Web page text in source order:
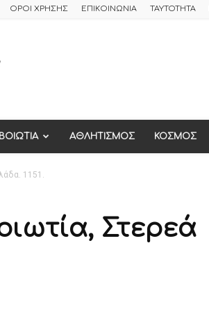
ΟΡΟΙ ΧΡΗΣΗΣ ΕΠΙΚΟΙΝΩΝΙΑ ΤΑΥΤΟΤΗΤΑ
ΒΟΙΩΤΙΑ ΑΘΛΗΤΙΣΜΟΣ ΚΟΣΜΟΣ
1151.
Στερεά